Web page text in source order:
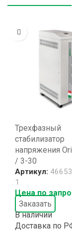
Трехфазный
стабилизатор
напряжения
/ 3-30
Артикул:
1
Цена по
Заказать
В наличии
Доставка по